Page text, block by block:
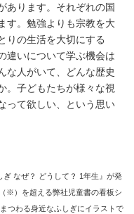
ります。それぞれの国
す。勉強よりも宗教を大
りの生活を大切にする
違いについて学ぶ機会は
な人がいて、どんな歴史
。子どもたちが様々な視
って欲しい、という思い
なぜ？ どうして？ 1年生』が発
※）を超える弊社児童書の看板シ
つわる身近なふしぎにイラストで